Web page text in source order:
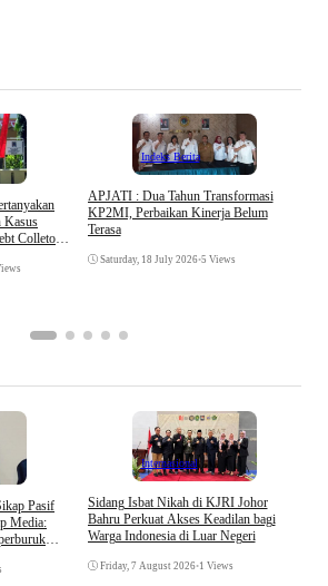
Kasus
Colletor
Indeks Berita
APJATI : Dua Tahun Transformasi
KP2MI, Perbaikan Kinerja Belum
Terasa
Saturday, 18 July 2026•5 Views
Pasif
Media:
Internasional
Sidang Isbat Nikah di KJRI Johor
Bahru Perkuat Akses Keadilan bagi
Warga Indonesia di Luar Negeri
Friday, 7 August 2026•1 Views